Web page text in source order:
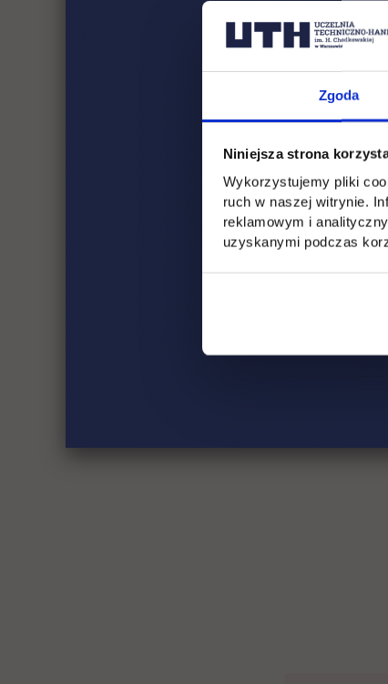
Zgoda
Niniejsza strona
Wykorzystujemy pliki
ruch w naszej witrynie.
reklamowym i
uzyskanymi podczas